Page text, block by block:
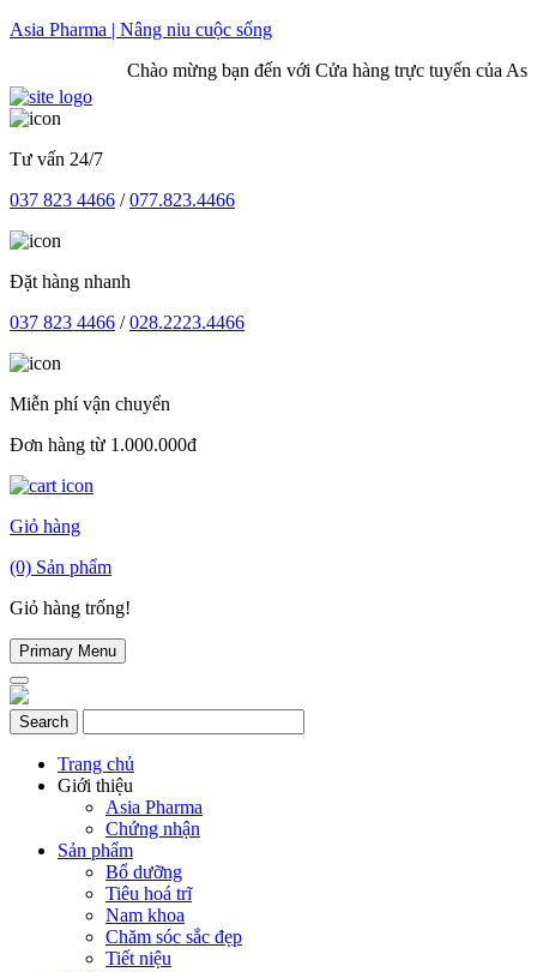
Skip
Asia Pharma | Nâng niu cuộc sống
Chào mừng bạn đến với Cửa hàng trực tuyến của Asia
Tư vấn 24/7
037 823 4466 /077.823.4466
Đặt hàng nhanh
037 823 4466 /028.2223.4466
Miễn phí vận chuyển
Đơn hàng từ 1.000.000đ
Giỏ hàng
(0) Sản phẩm
Giỏ hàng trống!
Primary Menu
Trang chủ
Giới thiệu
Asia Pharma
Chứng nhận
Sản phẩm
Bổ dưỡng
Tiêu hoá trĩ
Nam khoa
Chăm sóc sắc đẹp
Tiết niệu